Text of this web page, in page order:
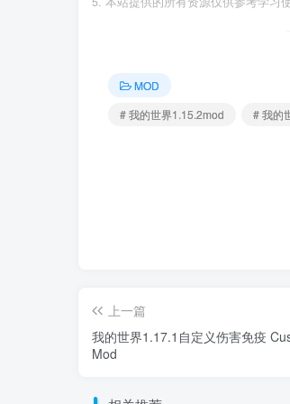
MOD
# 我的世界1.15.2mod
# 我的
上一篇
我的世界1.17.1自定义伤害免疫
Mod